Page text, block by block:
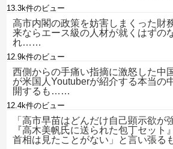
13.3k件のビュー
高市内閣の政策を妨害しまくった財
来ならエース級の人材が就くはずの
れ……
12.9k件のビュー
西側からの手痛い指摘に激怒した中
が米国人Youtuberが紹介する本当の
開するも……
12.4k件のビュー
「高市早苗はどんだけ自己顕示欲が
『高木美帆氏に送られた包丁セット
首相は見たことがない」と言い張